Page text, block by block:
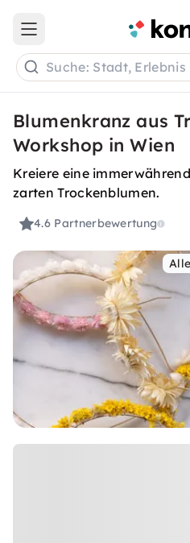
Open main menu
Suche: Stadt, Erlebnis
Blumenkranz aus
Workshop in Wien
Kreiere eine
zarten Trockenblumen.
4.6 Partnerbewertung